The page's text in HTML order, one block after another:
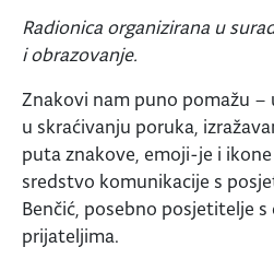
Radionica organizirana u
i obrazovanje.
Znakovi nam puno pomažu –
u skraćivanju poruka,
puta znakove, emoji-je i
sredstvo komunikacije s
Benčić, posebno posjetitelje
prijateljima.